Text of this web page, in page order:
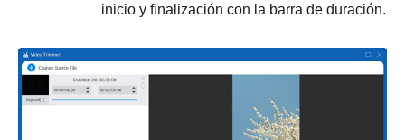
inicio y finalización con la barra de duración.